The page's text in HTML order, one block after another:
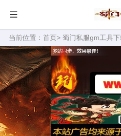
当前位置： 首页> 蜀门私服gm工具下